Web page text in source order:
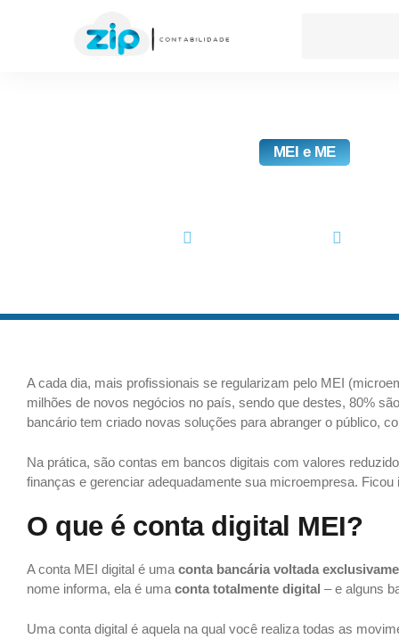
MEI e ME
A cada dia, mais profissionais se regularizam pelo MEI
milhões de novos negócios no país, sendo que destes, 80%
bancário tem criado novas soluções para abranger o público,
Na prática, são contas em bancos digitais com valores
finanças e gerenciar adequadamente sua microempresa. Ficou
O que é conta digital MEI?
A conta MEI digital é uma conta bancária voltada
nome informa, ela é uma conta totalmente digital – e alguns
Uma conta digital é aquela na qual você realiza todas as